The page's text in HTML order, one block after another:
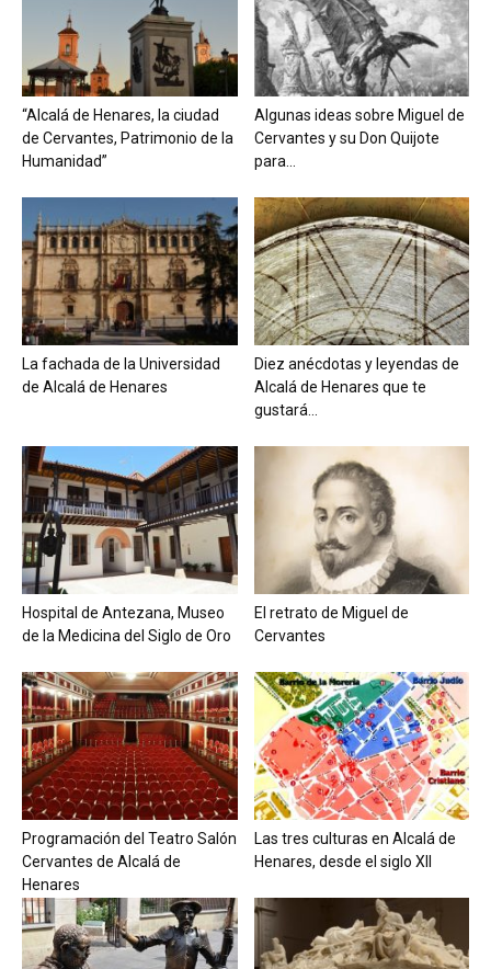
“Alcalá de Henares, la ciudad
de Cervantes, Patrimonio de la
Humanidad”
Algunas ideas sobre Miguel de
Cervantes y su Don Quijote
para...
La fachada de la Universidad
de Alcalá de Henares
Diez anécdotas y leyendas de
Alcalá de Henares que te
gustará...
Hospital de Antezana, Museo
de la Medicina del Siglo de Oro
El retrato de Miguel de
Cervantes
Programación del Teatro Salón
Cervantes de Alcalá de
Henares
Las tres culturas en Alcalá de
Henares, desde el siglo XII